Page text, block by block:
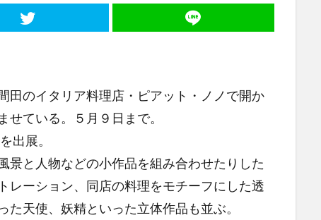
のイタリア料理店・ピアット・ノノで開か
ている。５月９日まで。
出展。
と人物などの小作品を組み合わせたりした
レーション、同店の料理をモチーフにした透
天使、妖精といった立体作品も並ぶ。